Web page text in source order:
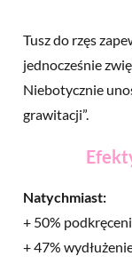
Tusz do rzęs
jednocześnie
Niebotycznie
grawitacji”.
Natychmiast:
+ 50%
+ 47%